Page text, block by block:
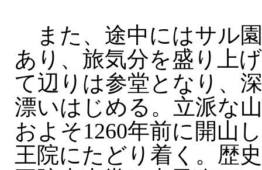
また、途中にはサル
あり、旅気分を盛り上
て辺りは参堂となり、
漂いはじめる。立派な
およそ1260年前に開山
王院にたどり着く。歴